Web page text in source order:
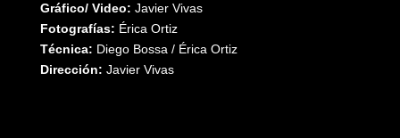
Gráfico/ Video: Javier Vivas
Fotografías: Érica Ortiz
Técnica: Diego Bossa / Érica Ortiz
Dirección: Javier Vivas